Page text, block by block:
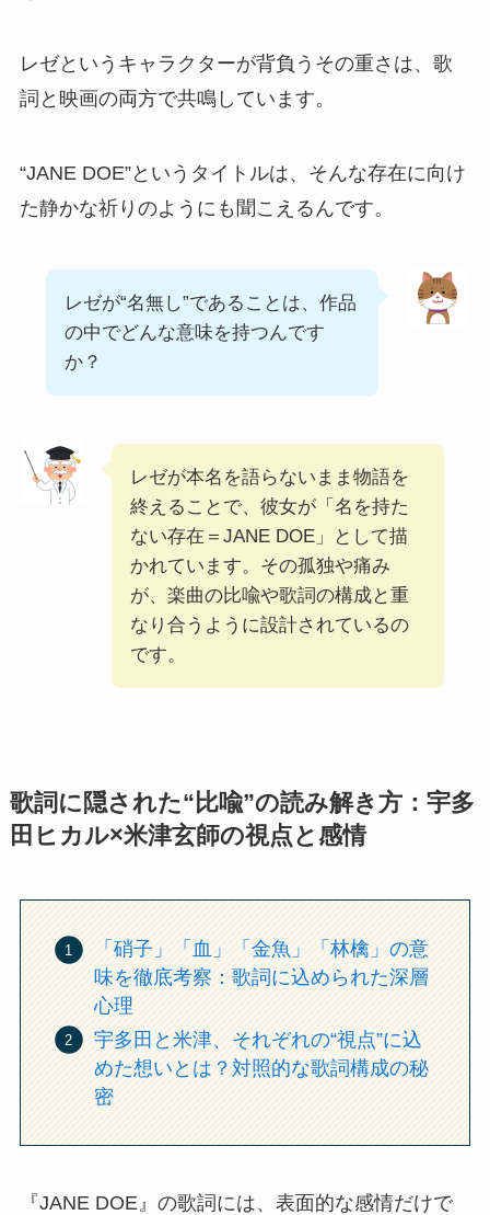
レゼというキャラクターが背負うその重さは、歌
詞と映画の両方で共鳴しています。
“JANE DOE”というタイトルは、そんな存在に向け
た静かな祈りのようにも聞こえるんです。
レゼが“名無し”であることは、作品
の中でどんな意味を持つんです
か？
レゼが本名を語らないまま物語を
終えることで、彼女が「名を持た
ない存在＝JANE DOE」として描
かれています。その孤独や痛み
が、楽曲の比喩や歌詞の構成と重
なり合うように設計されているの
です。
歌詞に隠された“比喩”の読み解き方：宇多
田ヒカル×米津玄師の視点と感情
「硝子」「血」「金魚」「林檎」の意
味を徹底考察：歌詞に込められた深層
心理
宇多田と米津、それぞれの“視点”に込
めた想いとは？対照的な歌詞構成の秘
密
『JANE DOE』の歌詞には、表面的な感情だけで